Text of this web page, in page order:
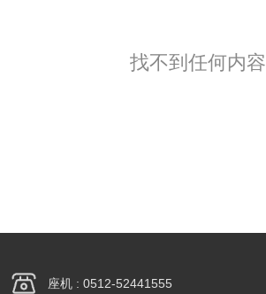
找不到任何内容
座机 : 0512-52441555